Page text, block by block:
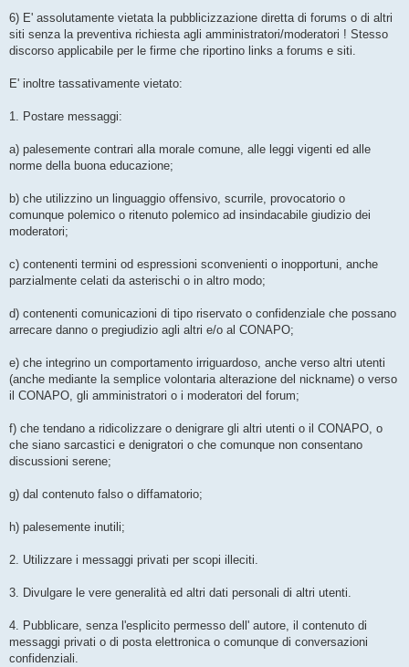
6) E' assolutamente vietata la pubblicizzazione diretta di forums o di altri
siti senza la preventiva richiesta agli amministratori/moderatori ! Stesso
discorso applicabile per le firme che riportino links a forums e siti.
E' inoltre tassativamente vietato:
1. Postare messaggi:
a) palesemente contrari alla morale comune, alle leggi vigenti ed alle
norme della buona educazione;
b) che utilizzino un linguaggio offensivo, scurrile, provocatorio o
comunque polemico o ritenuto polemico ad insindacabile giudizio dei
moderatori;
c) contenenti termini od espressioni sconvenienti o inopportuni, anche
parzialmente celati da asterischi o in altro modo;
d) contenenti comunicazioni di tipo riservato o confidenziale che possano
arrecare danno o pregiudizio agli altri e/o al CONAPO;
e) che integrino un comportamento irriguardoso, anche verso altri utenti
(anche mediante la semplice volontaria alterazione del nickname) o verso
il CONAPO, gli amministratori o i moderatori del forum;
f) che tendano a ridicolizzare o denigrare gli altri utenti o il CONAPO, o
che siano sarcastici e denigratori o che comunque non consentano
discussioni serene;
g) dal contenuto falso o diffamatorio;
h) palesemente inutili;
2. Utilizzare i messaggi privati per scopi illeciti.
3. Divulgare le vere generalità ed altri dati personali di altri utenti.
4. Pubblicare, senza l'esplicito permesso dell' autore, il contenuto di
messaggi privati o di posta elettronica o comunque di conversazioni
confidenziali.